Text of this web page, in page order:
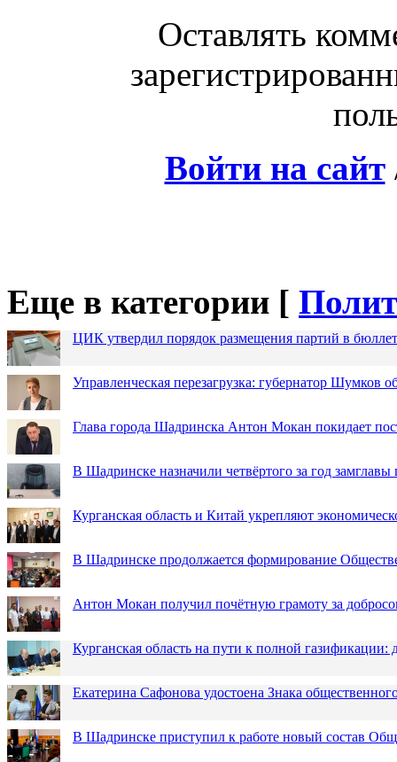
Оставлять
Войти на сайт
Еще в категории [
ЦИК утвердил порядок размещения партий в
Управленческая перезагрузка: губернатор Шумков
Глава города Шадринска Антон Мокан покидает
В Шадринске назначили четвёртого за год замглавы
Курганская область и Китай укрепляют
В Шадринске продолжается формирование
Антон Мокан получил почётную грамоту за
Курганская область на пути к полной
Екатерина Сафонова удостоена Знака
В Шадринске приступил к работе новый состав